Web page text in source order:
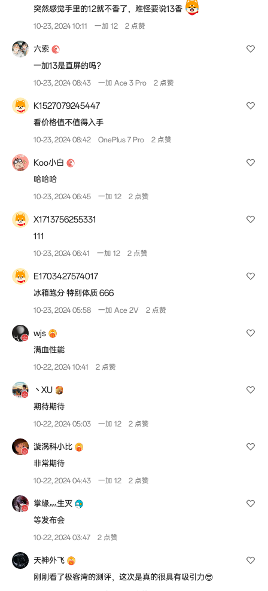
突然感觉手里的12就不香了，难怪要说13香
10-23, 2024 10:11 一加 12 2 点赞
六索
一加13是直屏的吗？
10-23, 2024 08:43 一加 Ace 3 Pro 2 点赞
K1527079245447
看价格值不值得入手
10-23, 2024 08:42 OnePlus 7 Pro 2 点赞
Koo小白
哈哈哈
10-23, 2024 06:45 一加 12 2 点赞
X1713756255331
111
10-23, 2024 06:41 一加 12 2 点赞
E1703427574017
冰箱跑分 特别体质 666
10-23, 2024 05:58 一加 Ace 2V 2 点赞
wjs
满血性能
10-22, 2024 10:41 2 点赞
丶XU
期待期待
10-22, 2024 05:03 一加 12 2 点赞
漩涡科小比
非常期待
10-22, 2024 04:43 一加 12 2 点赞
掌缘灬生灭
等发布会
10-22, 2024 03:47 2 点赞
天神外飞
刚刚看了极客湾的测评，这次是真的很具有吸引力😎